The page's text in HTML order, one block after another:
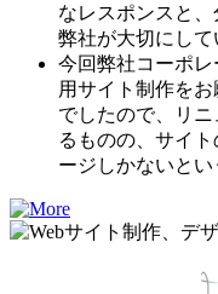
なレスポンスと、
弊社が大切にして
今回弊社コーポ
用サイト制作を
でしたので、リ
るものの、サイ
ージしかないとい